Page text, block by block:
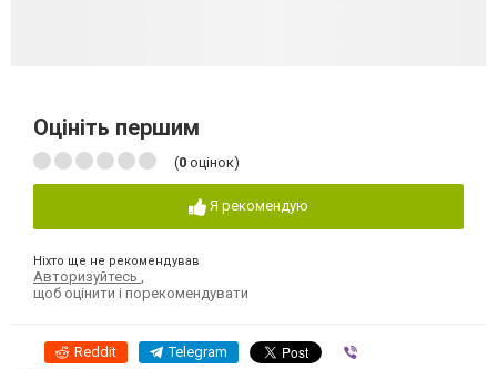
Оцініть першим
(0 оцінок)
Я рекомендую
Ніхто ще не рекомендував
Авторизуйтесь
щоб оцінити і порекомендувати
Reddit Telegram